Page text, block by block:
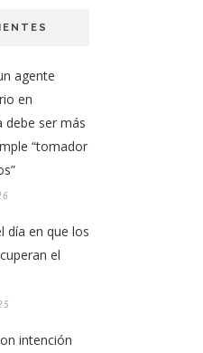
agente
en
debe ser más
“tomador
día en que los
el
intención